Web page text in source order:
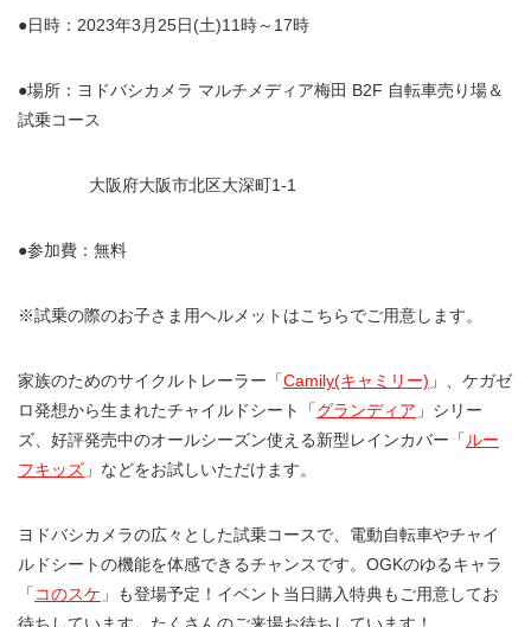
●日時：2023年3月25日(土)11時～17時
●場所：ヨドバシカメラ マルチメディア梅田 B2F 自転車売り場＆
試乗コース
大阪府大阪市北区大深町1-1
●参加費：無料
※試乗の際のお子さま用ヘルメットはこちらでご用意します。
家族のためのサイクルトレーラー「Camily(キャミリー) 」、ケガゼ
ロ発想から生まれたチャイルドシート「グランディア 」シリー
ズ、好評発売中のオールシーズン使える新型レインカバー「 ルー
フキッズ 」などをお試しいただけます。
ヨドバシカメラの広々とした試乗コースで、電動自転車やチャイ
ルドシートの機能を体感できるチャンスです。OGKのゆるキャラ
「 コのスケ 」も登場予定！イベント当日購入特典もご用意してお